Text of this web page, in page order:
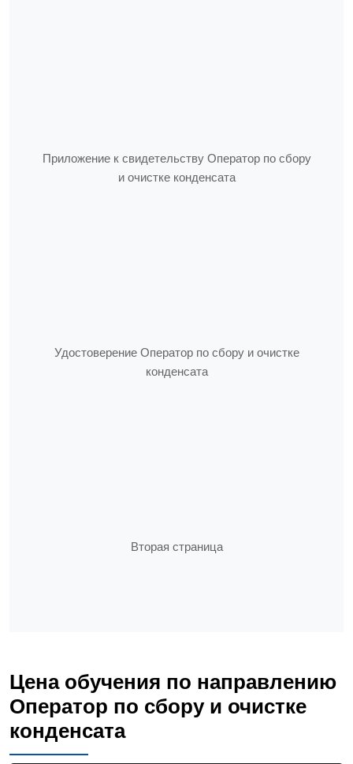
Приложение к свидетельству Оператор по сбору
и очистке конденсата
Удостоверение Оператор по сбору и очистке
конденсата
Вторая страница
Цена обучения по направлению
Оператор по сбору и очистке
конденсата